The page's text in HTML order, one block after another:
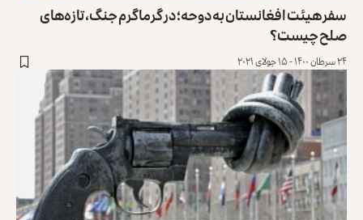
سفر هیئت افغانستان به دوحه؛ در گرماگرم جنگ، تازه‌های
صلح چیست؟
۲۴ سرطان ۱۴۰۰ - ۱۵ جولای ۲۰۲۱